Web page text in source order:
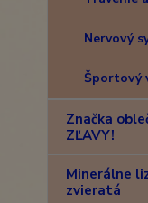
Nervový
Športový
Značka
ZĽAVY!
Minerálne
zvieratá